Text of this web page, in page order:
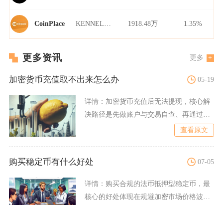
CoinPlace 1918.48万 1.35%
更多资讯 更多
加密货币充值取不出来怎么办 05-19
详情： 加密货币充值后无法提现，核心解
决路径是先做账户与交易自查、再通过官
查看原文
购买稳定币有什么好处 07-05
详情： 购买合规的法币抵押型稳定币，最
核心的好处体现在规避加密市场价格波